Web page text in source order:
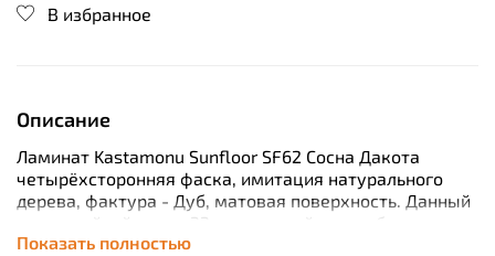
В избранное
Описание
Ламинат Kastamonu Sunfloor SF62 Сосна Дакота
четырёхсторонняя фаска, имитация натурального
дерева, фактура - Дуб, матовая поверхность. Данный
влагостойкий декор 33 класса стойкости образцово
будет чувствовать себя в любом интерьере квартиры,
Показать полностью